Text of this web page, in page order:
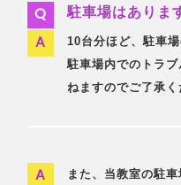
駐車場はありま
10台分ほど、駐車
駐車場内でのトラ
ねますのでご了承く
また、当教室の駐